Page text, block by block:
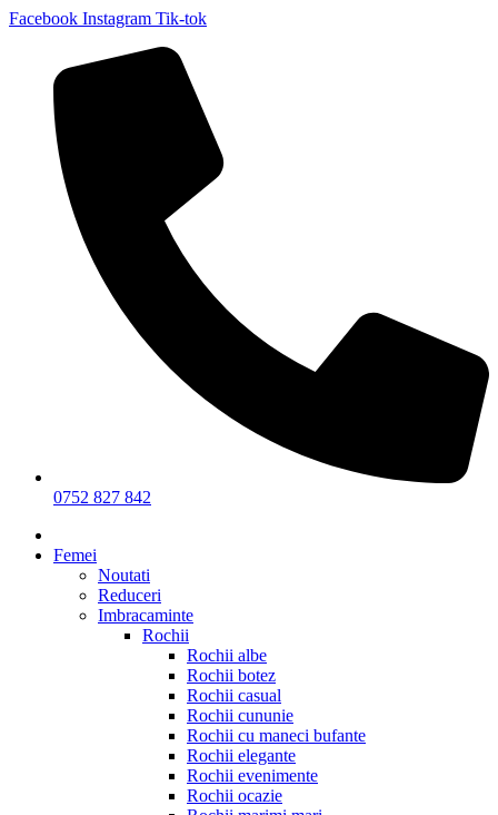
Facebook Instagram Tik-tok
0752 827 842
Femei
Noutati
Reduceri
Imbracaminte
Rochii
Rochii albe
Rochii botez
Rochii casual
Rochii cununie
Rochii cu maneci bufante
Rochii elegante
Rochii evenimente
Rochii ocazie